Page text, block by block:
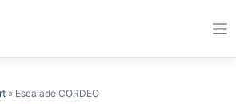
» Escalade CORDEO